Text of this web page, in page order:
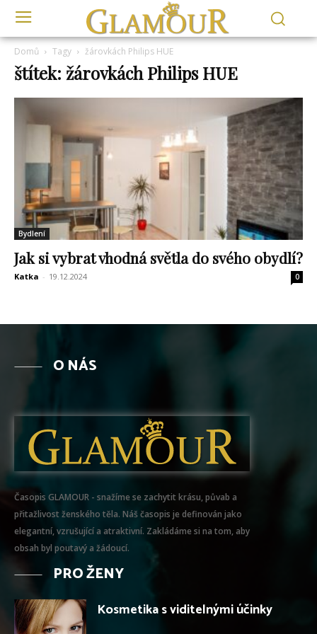
Domů Tagy žárovkách Philips HUE
štítek: žárovkách Philips HUE
Bydlení
Jak si vybrat vhodná světla do svého obydlí?
Katka - 19.12.2024 0
O NÁS
Časopis GLAMOUR - snažíme se zachytit krásu, půvab a
přitažlivost ženského těla. Náš časopis je definován jako
elegantní, vzrušující a atraktivní. Zakládáme si na tom, aby
obsah byl poutavý a žádoucí.
PRO ŽENY
Kosmetika s viditelnými účinky